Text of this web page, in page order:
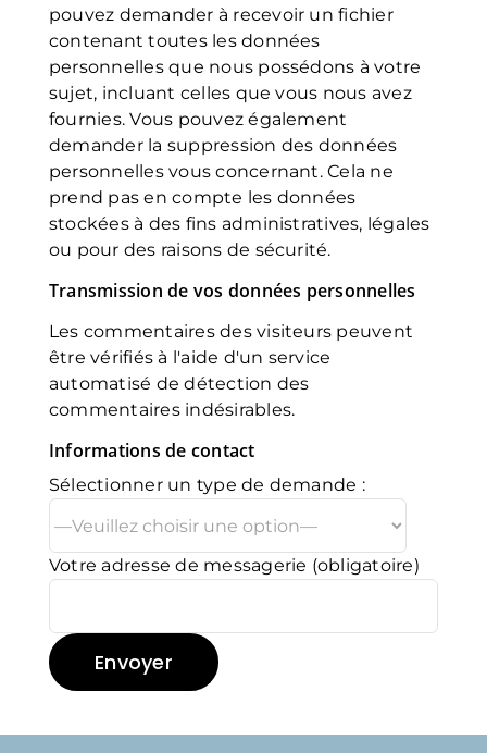
pouvez demander à recevoir un fichier
contenant toutes les données
personnelles que nous possédons à votre
sujet, incluant celles que vous nous avez
fournies. Vous pouvez également
demander la suppression des données
personnelles vous concernant. Cela ne
prend pas en compte les données
stockées à des fins administratives, légales
ou pour des raisons de sécurité.
Transmission de vos données personnelles
Les commentaires des visiteurs peuvent
être vérifiés à l'aide d'un service
automatisé de détection des
commentaires indésirables.
Informations de contact
Sélectionner un type de demande :
Votre adresse de messagerie (obligatoire)